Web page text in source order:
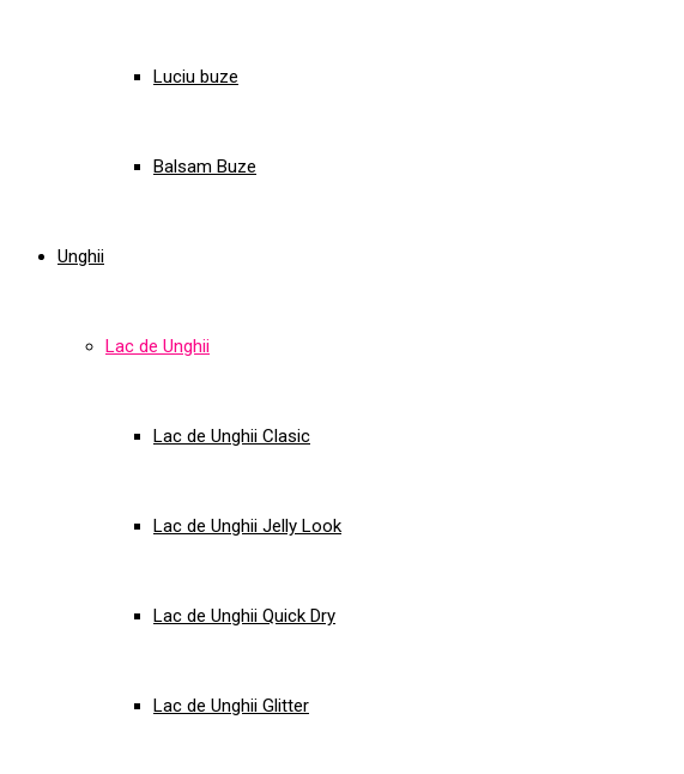
Luciu buze
Balsam Buze
Unghii
Lac de Unghii
Lac de Unghii Clasic
Lac de Unghii Jelly Look
Lac de Unghii Quick Dry
Lac de Unghii Glitter